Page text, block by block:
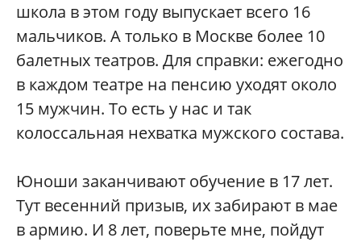
школа в этом году выпускает всего 16
мальчиков. А только в Москве более 10
балетных театров. Для справки: ежегодно
в каждом театре на пенсию уходят около
15 мужчин. То есть у нас и так
колоссальная нехватка мужского состава.
Юноши заканчивают обучение в 17 лет.
Тут весенний призыв, их забирают в мае
в армию. И 8 лет, поверьте мне, пойдут